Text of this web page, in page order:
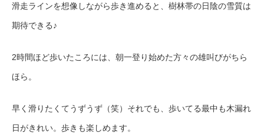
滑走ラインを想像しながら歩き進めると、樹林帯の日陰の雪質は
期待できる♪
2時間ほど歩いたころには、朝一登り始めた方々の雄叫びがちら
ほら。
早く滑りたくてうずうず（笑）それでも、歩いてる最中も木漏れ
日がきれい。歩きも楽しめます。